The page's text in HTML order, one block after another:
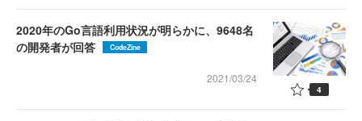
2020年のGo言語利用状況が明らかに、9648名
の開発者が回答
CodeZine
2021/03/24
4